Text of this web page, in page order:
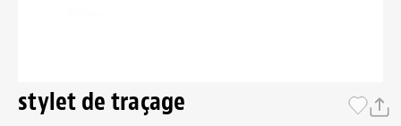
stylet de traçage